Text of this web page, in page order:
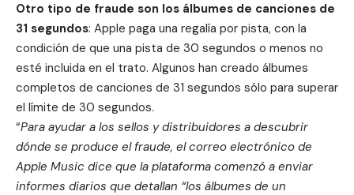
Otro tipo de fraude son los álbumes de canciones de
31 segundos: Apple paga una regalía por pista, con la
condición de que una pista de 30 segundos o menos no
esté incluida en el trato. Algunos han creado álbumes
completos de canciones de 31 segundos sólo para superar
el límite de 30 segundos.
“Para ayudar a los sellos y distribuidores a descubrir
dónde se produce el fraude, el correo electrónico de
Apple Music dice que la plataforma comenzó a enviar
informes diarios que detallan “los álbumes de un